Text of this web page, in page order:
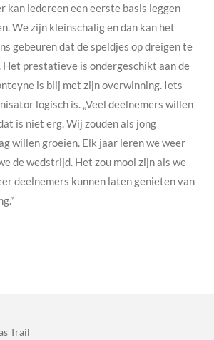
kan iedereen een eerste basis leggen
We zijn kleinschalig en dan kan het
gebeuren dat de speldjes op dreigen te
Het prestatieve is ondergeschikt aan de
is blij met zijn overwinning. Iets
logisch is. „Veel deelnemers willen
is niet erg. Wij zouden als jong
willen groeien. Elk jaar leren we weer
de wedstrijd. Het zou mooi zijn als we
deelnemers kunnen laten genieten van
Trail